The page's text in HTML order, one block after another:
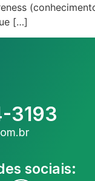
[…]
3193
sociais: